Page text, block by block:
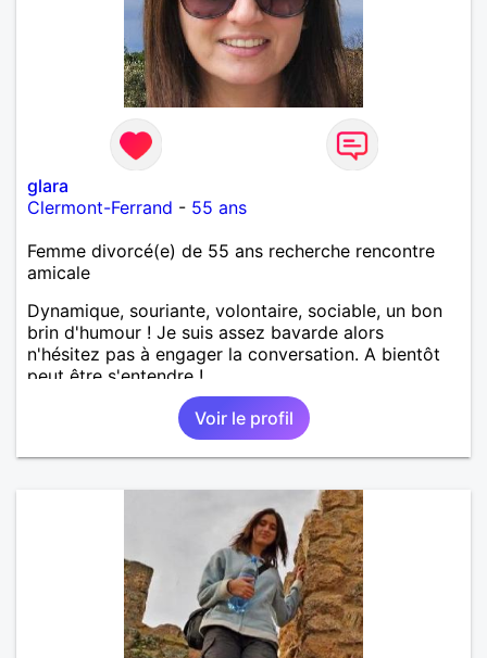
glara
Clermont-Ferrand - 55 ans
Femme divorcé(e) de 55 ans recherche rencontre
amicale
Dynamique, souriante, volontaire, sociable, un bon
brin d'humour ! Je suis assez bavarde alors
n'hésitez pas à engager la conversation. A bientôt
peut être s'entendre !
Voir le profil